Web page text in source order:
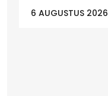
6 AUGUSTUS 2026